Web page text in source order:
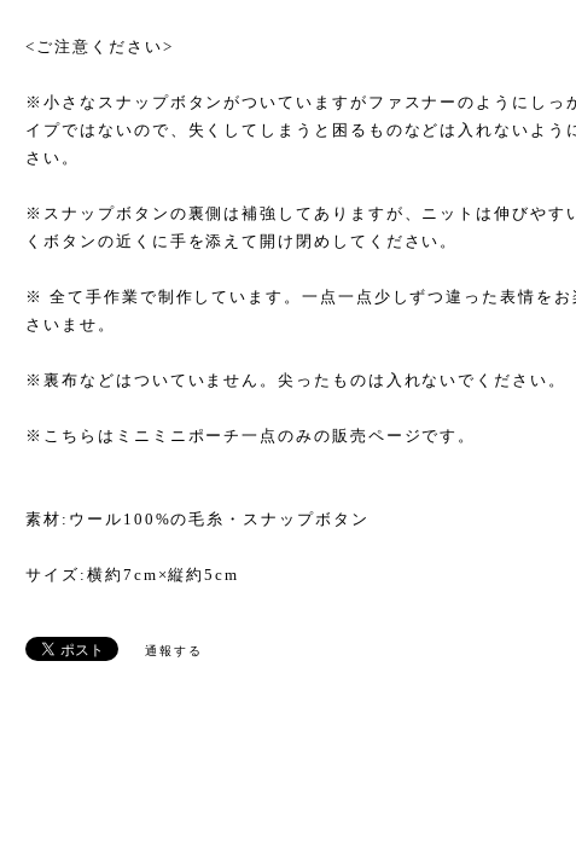
<ご注意ください>
※小さなスナップボタンがついていますがファスナーのようにしっ
イプではないので、失くしてしまうと困るものなどは入れないよう
さい。
※スナップボタンの裏側は補強してありますが、ニットは伸びやす
くボタンの近くに手を添えて開け閉めしてください。
※ 全て手作業で制作しています。一点一点少しずつ違った表情をお
さいませ。
※裏布などはついていません。尖ったものは入れないでください。
※こちらはミニミニポーチ一点のみの販売ページです。
素材:ウール100%の毛糸・スナップボタン
サイズ:横約7cm×縦約5cm
通報する